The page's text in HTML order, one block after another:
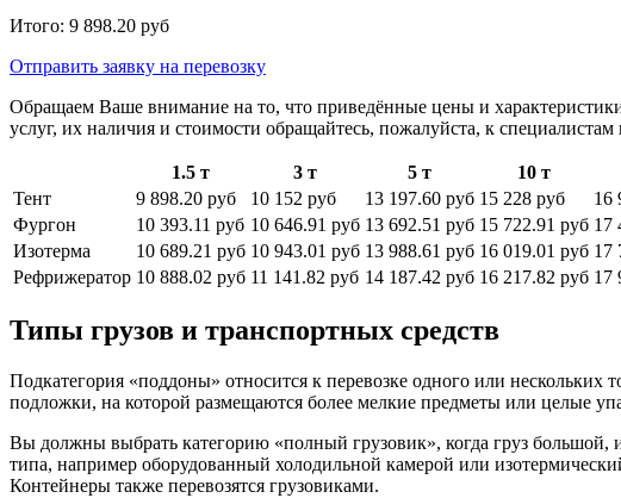
Итого: 9 898.20 руб
Отправить заявку на перевозку
Обращаем Ваше внимание на то, что приведённые цены и
услуг, их наличия и стоимости обращайтесь, пожалуйста, к
1.5 т 3 т 5 т 10 т
Тент
9 898.20 руб 10 152 руб 13 197.60 руб 15 228 руб
16
Фургон
10 393.11 руб 10 646.91 руб 13 692.51 руб 15 722.91 руб 17
Изотерма
10 689.21 руб 10 943.01 руб 13 988.61 руб 16 019.01 руб 17
Рефрижератор 10 888.02 руб 11 141.82 руб 14 187.42 руб 16 217.82 руб 17
Типы грузов и транспортных средств
Подкатегория «поддоны» относится к перевозке одного или
подложки, на которой размещаются более мелкие предметы или целые
Вы должны выбрать категорию «полный грузовик», когда груз большой,
типа, например оборудованный холодильной камерой или
Контейнеры также перевозятся грузовиками.